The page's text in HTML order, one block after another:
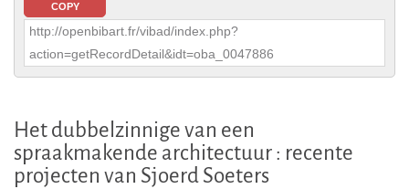
COPY
http://openbibart.fr/vibad/index.php?
action=getRecordDetail&idt=oba_0047886
Het dubbelzinnige van een
spraakmakende architectuur : recente
projecten van Sjoerd Soeters